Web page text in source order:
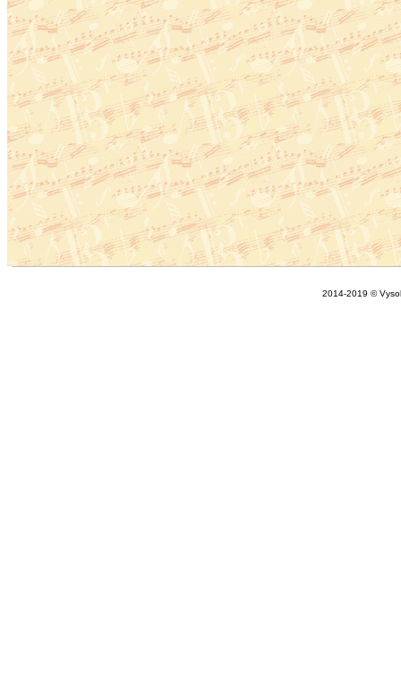
2014-2019 ©